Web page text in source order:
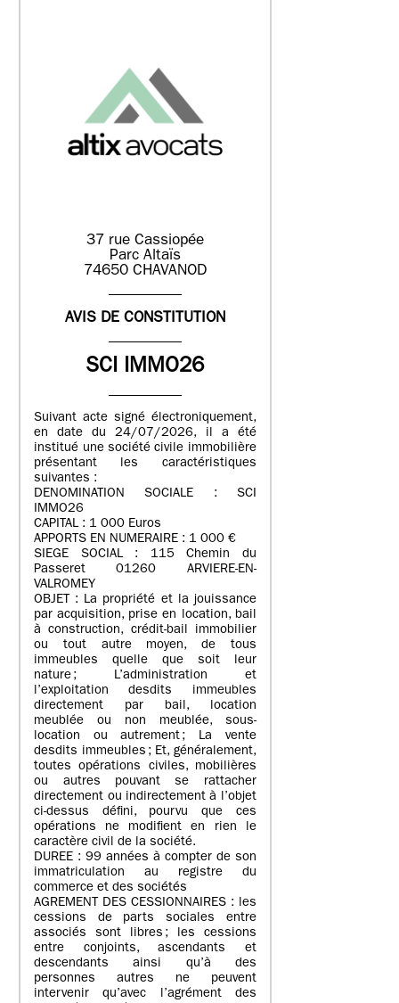
37 rue Cassiopée
Parc Altaïs
74650 CHAVANOD
AVIS DE CONSTITUTION
SCI IMMO26
Suivant acte signé électroniquement,
en date du 24/07/2026, il a été
institué une société civile immobilière
présentant les caractéristiques
suivantes :
DENOMINATION SOCIALE : SCI
IMMO26
CAPITAL : 1 000 Euros
APPORTS EN NUMERAIRE : 1 000 €
SIEGE SOCIAL : 115 Chemin du
Passeret 01260 ARVIERE-EN-
VALROMEY
OBJET : La propriété et la jouissance
par acquisition, prise en location, bail
à construction, crédit-bail immobilier
ou tout autre moyen, de tous
immeubles quelle que soit leur
nature ; L’administration et
l’exploitation desdits immeubles
directement par bail, location
meublée ou non meublée, sous-
location ou autrement ; La vente
desdits immeubles ; Et, généralement,
toutes opérations civiles, mobilières
ou autres pouvant se rattacher
directement ou indirectement à l’objet
ci-dessus défini, pourvu que ces
opérations ne modifient en rien le
caractère civil de la société.
DUREE : 99 années à compter de son
immatriculation au registre du
commerce et des sociétés
AGREMENT DES CESSIONNAIRES : les
cessions de parts sociales entre
associés sont libres ; les cessions
entre conjoints, ascendants et
descendants ainsi qu’à des
personnes autres ne peuvent
intervenir qu’avec l’agrément des